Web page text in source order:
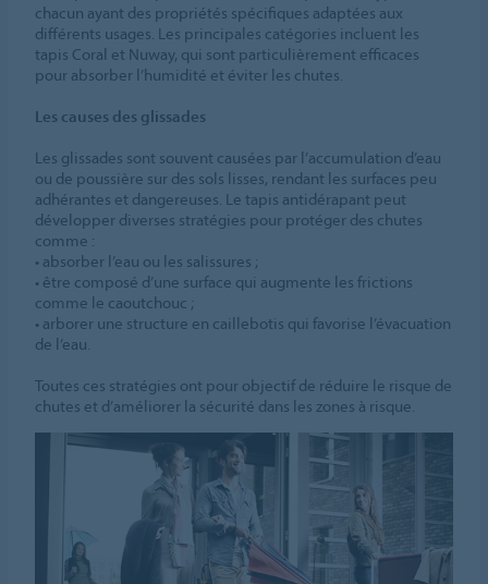
chacun ayant des propriétés spécifiques adaptées aux
différents usages. Les principales catégories incluent les
tapis Coral et Nuway, qui sont particulièrement efficaces
pour absorber l’humidité et éviter les chutes.
Les causes des glissades
Les glissades sont souvent causées par l’accumulation d’eau
ou de poussière sur des sols lisses, rendant les surfaces peu
adhérantes et dangereuses. Le tapis antidérapant peut
développer diverses stratégies pour protéger des chutes
comme :
• absorber l’eau ou les salissures ;
• être composé d’une surface qui augmente les frictions
comme le caoutchouc ;
• arborer une structure en caillebotis qui favorise l’évacuation
de l’eau.
Toutes ces stratégies ont pour objectif de réduire le risque de
chutes et d’améliorer la sécurité dans les zones à risque.